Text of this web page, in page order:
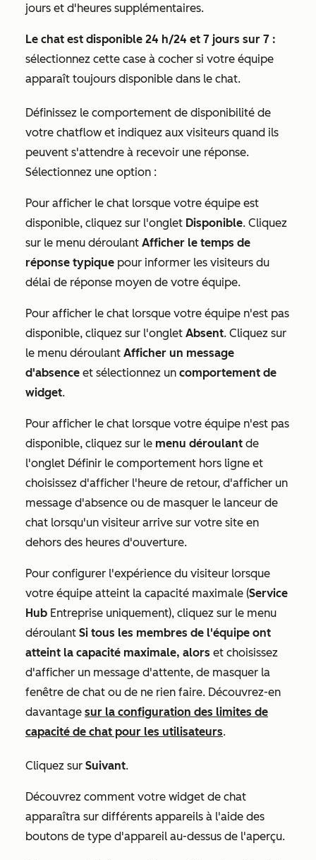
jours et d'heures supplémentaires.
Le chat est disponible 24 h/24 et 7 jours sur 7 :
sélectionnez cette case à cocher si votre équipe
apparaît toujours disponible dans le chat.
Définissez le comportement de disponibilité de
votre chatflow et indiquez aux visiteurs quand ils
peuvent s'attendre à recevoir une réponse.
Sélectionnez une option :
Pour afficher le chat lorsque votre équipe est
disponible, cliquez sur l'onglet Disponible. Cliquez
sur le menu déroulant Afficher le temps de
réponse typique pour informer les visiteurs du
délai de réponse moyen de votre équipe.
Pour afficher le chat lorsque votre équipe n'est pas
disponible, cliquez sur l'onglet Absent. Cliquez sur
le menu déroulant Afficher un message
d'absence et sélectionnez un comportement de
widget.
Pour afficher le chat lorsque votre équipe n'est pas
disponible, cliquez sur le menu déroulant de
l'onglet Définir le comportement hors ligne et
choisissez d'afficher l'heure de retour, d'afficher un
message d'absence ou de masquer le lanceur de
chat lorsqu'un visiteur arrive sur votre site en
dehors des heures d'ouverture.
Pour configurer l'expérience du visiteur lorsque
votre équipe atteint la capacité maximale (Service
Hub Entreprise uniquement), cliquez sur le menu
déroulant Si tous les membres de l'équipe ont
atteint la capacité maximale, alors et choisissez
d'afficher un message d'attente, de masquer la
fenêtre de chat ou de ne rien faire. Découvrez-en
davantage sur la configuration des limites de
capacité de chat pour les utilisateurs.
Cliquez sur Suivant.
Découvrez comment votre widget de chat
apparaîtra sur différents appareils à l'aide des
boutons de type d'appareil au-dessus de l'aperçu.